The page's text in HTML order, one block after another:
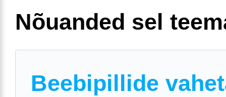
Nõuanded sel
Beebipillide